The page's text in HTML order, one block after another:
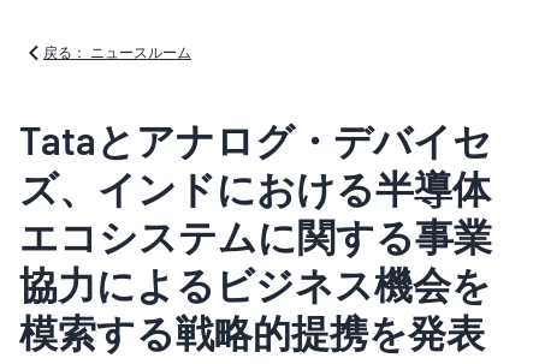
戻る： ニュースルーム
Tataとアナログ・デバイセ
ズ、インドにおける半導体
エコシステムに関する事業
協力によるビジネス機会を
模索する戦略的提携を発表